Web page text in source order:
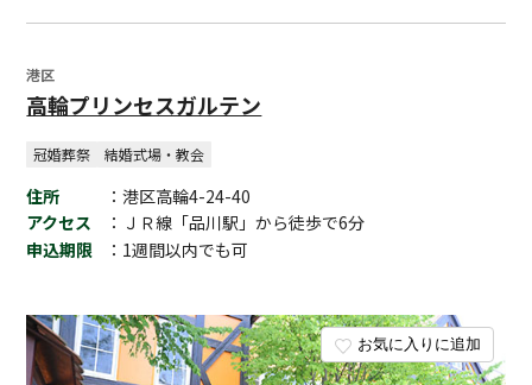
お気に入りに追加
港区
高輪プリンセスガルテン
冠婚葬祭 結婚式場・教会
住所
：港区高輪4-24-40
アクセス
：ＪＲ線「品川駅」から徒歩で6分
申込期限
：1週間以内でも可